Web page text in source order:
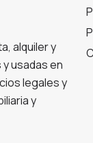
alquiler y
usadas en
legales y
y